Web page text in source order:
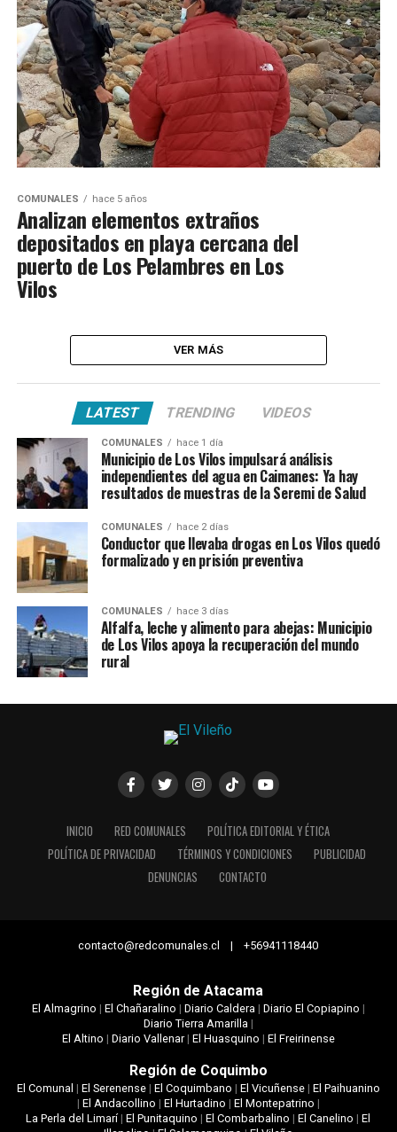
COMUNALES hace 5 años
Analizan elementos extraños
depositados en playa cercana del
puerto de Los Pelambres en Los
Vilos
VER MÁS
LATEST TRENDING VIDEOS
COMUNALES hace 1 día
Municipio de Los Vilos impulsará análisis
independientes del agua en Caimanes: Ya hay
resultados de muestras de la Seremi de Salud
COMUNALES hace 2 días
Conductor que llevaba drogas en Los Vilos quedó
formalizado y en prisión preventiva
COMUNALES hace 3 días
Alfalfa, leche y alimento para abejas: Municipio
de Los Vilos apoya la recuperación del mundo
rural
INICIO RED COMUNALES
POLÍTICA EDITORIAL Y ÉTICA
POLÍTICA DE PRIVACIDAD
TÉRMINOS Y CONDICIONES
PUBLICIDAD
DENUNCIAS
CONTACTO
contacto@redcomunales.cl | +56941118440
Región de Atacama
El Almagrino | El Chañaralino | Diario Caldera | Diario El Copiapino |
Diario Tierra Amarilla |
El Altino | Diario Vallenar| El Huasquino | El Freirinense
Región de Coquimbo
El Comunal | El Serenense| El Coquimbano | El Vicuñense| El Paihuanino
| El Andacollino | El Hurtadino | El Montepatrino |
La Perla del Limarí|El Punitaquino |El Combarbalino |El Canelino |El